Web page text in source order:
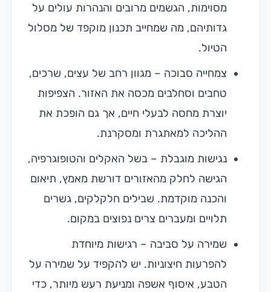
מסוימות, הגשמים מרובים והנהרות עולים על
גדותיהם, מה שמחייב תכנון מוקפד של מסלול
הטיול.
צמחייה סבוכה – מגוון רחב של עצים, שרכים,
טחבים וסחלבים מכסה את האזור. הצפיפות
יוצרת מחסה לבעלי חיים, אך גם הופכת את
ההליכה למאתגרת ומסקרנת.
נגישות מוגבלת – בשל האקלים והטופוגרפיה,
הגישה לחלק מהאזורים דורשת מאמץ, תיאום
והכנה מוקדמת. שבילים חלקלקים, גשרים
תלויים ומעברים צרים נפוצים במקום.
שמירה על סביבה – רגישות מיוחדת
להפרעות חיצוניות. יש להקפיד על שמירה על
הטבע, איסוף אשפה ומניעת רעש מיותר, כדי